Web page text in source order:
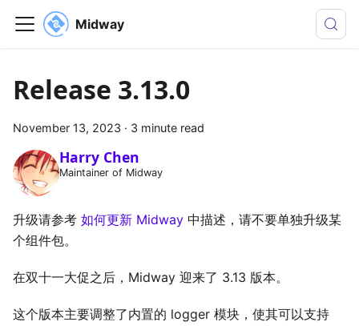
Midway
Release 3.13.0
November 13, 2023 · 3 minute read
Harry Chen
Maintainer of Midway
升级请参考 如何更新 Midway 中描述，请不要单独升级某
个组件包。
在双十一大促之后，Midway 迎来了 3.13 版本。
这个版本主要调整了内置的 logger 模块，使其可以支持